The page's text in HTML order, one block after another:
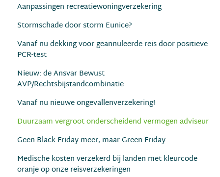
Aanpassingen recreatiewoningverzekering
Stormschade door storm Eunice?
Vanaf nu dekking voor geannuleerde reis door positieve
PCR-test
Nieuw: de Ansvar Bewust
AVP/Rechtsbijstandcombinatie
Vanaf nu nieuwe ongevallenverzekering!
Duurzaam vergroot onderscheidend vermogen adviseur
Geen Black Friday meer, maar Green Friday
Medische kosten verzekerd bij landen met kleurcode
oranje op onze reisverzekeringen